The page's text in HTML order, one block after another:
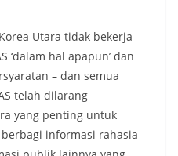
Utara tidak bekerja
‘dalam hal apapun’ dan
– dan semua
telah dilarang
yang penting untuk
informasi rahasia